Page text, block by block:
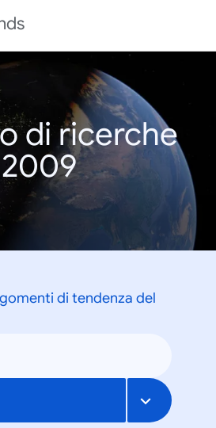
di ricerche
2009
di tendenza del